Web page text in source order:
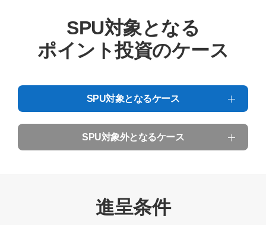
SPU対象となる
ポイント投資のケース
SPU対象となるケース
SPU対象外となるケース
進呈条件